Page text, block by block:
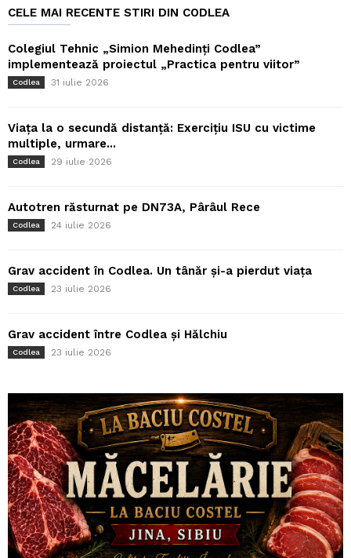
CELE MAI RECENTE STIRI DIN CODLEA
Colegiul Tehnic „Simion Mehedinți Codlea”
implementează proiectul „Practica pentru viitor”
Codlea 31 iulie 2026
Viața la o secundă distanță: Exercițiu ISU cu victime
multiple, urmare...
Codlea 29 iulie 2026
Autotren răsturnat pe DN73A, Pârâul Rece
Codlea 24 iulie 2026
Grav accident în Codlea. Un tânăr și-a pierdut viața
Codlea 23 iulie 2026
Grav accident între Codlea și Hălchiu
Codlea 23 iulie 2026